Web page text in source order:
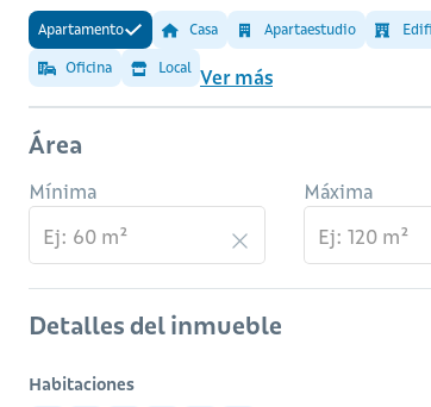
Apartamento Casa Apartaestudio
Oficina Local Ver más
Área
Mínima Máxima
Detalles del inmueble
Habitaciones